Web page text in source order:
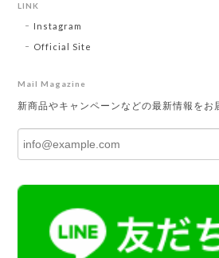
LINK
Instagram
Official Site
Mail Magazine
新商品やキャンペーンなどの最新情報をお